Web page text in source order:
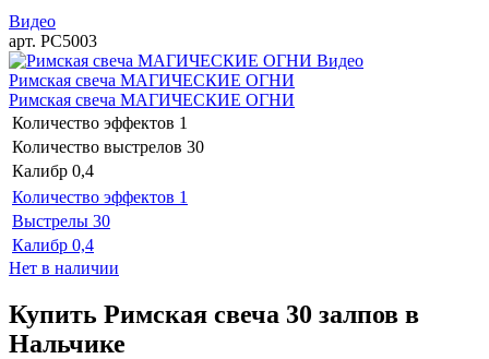
Видео
арт. РС5003
Видео
Римская свеча МАГИЧЕСКИЕ ОГНИ
Римская свеча МАГИЧЕСКИЕ ОГНИ
Количество эффектов 1
Количество выстрелов 30
Калибр 0,4
Количество эффектов 1
Выстрелы 30
Калибр 0,4
Нет в наличии
Купить Римская свеча 30 залпов в
Нальчике